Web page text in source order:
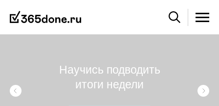
Научись подводить
итоги недели